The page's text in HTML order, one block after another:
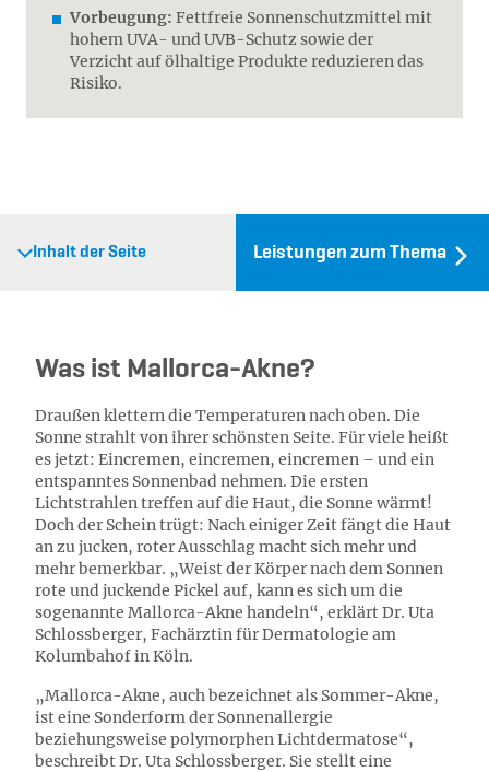
Vorbeugung: Fettfreie Sonnenschutzmittel mit
hohem UVA- und UVB-Schutz sowie der
Verzicht auf ölhaltige Produkte reduzieren das
Risiko.
Inhalt der Seite Leistungen zum Thema
Was ist Mallorca-Akne?
Draußen klettern die Temperaturen nach oben. Die
Sonne strahlt von ihrer schönsten Seite. Für viele heißt
es jetzt: Eincremen, eincremen, eincremen – und ein
entspanntes Sonnenbad nehmen. Die ersten
Lichtstrahlen treffen auf die Haut, die Sonne wärmt!
Doch der Schein trügt: Nach einiger Zeit fängt die Haut
an zu jucken, roter Ausschlag macht sich mehr und
mehr bemerkbar. „Weist der Körper nach dem Sonnen
rote und juckende Pickel auf, kann es sich um die
sogenannte Mallorca-Akne handeln“, erklärt Dr. Uta
Schlossberger, Fachärztin für Dermatologie am
Kolumbahof in Köln.
„Mallorca-Akne, auch bezeichnet als Sommer-Akne,
ist eine Sonderform der Sonnenallergie
beziehungsweise polymorphen Lichtdermatose“,
beschreibt Dr. Uta Schlossberger. Sie stellt eine